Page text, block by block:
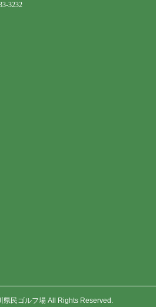
3232
県民ゴルフ場All Rights Reserved.